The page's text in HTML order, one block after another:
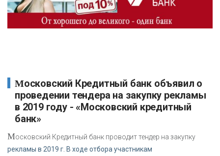
Московский Кредитный банк объявил о
проведении тендера на закупку рекламы
в 2019 году - «Московский кредитный
банк»
Московский Кредитный банк проводит тендер на закупку
рекламы в 2019 г. В ходе отбора участникам